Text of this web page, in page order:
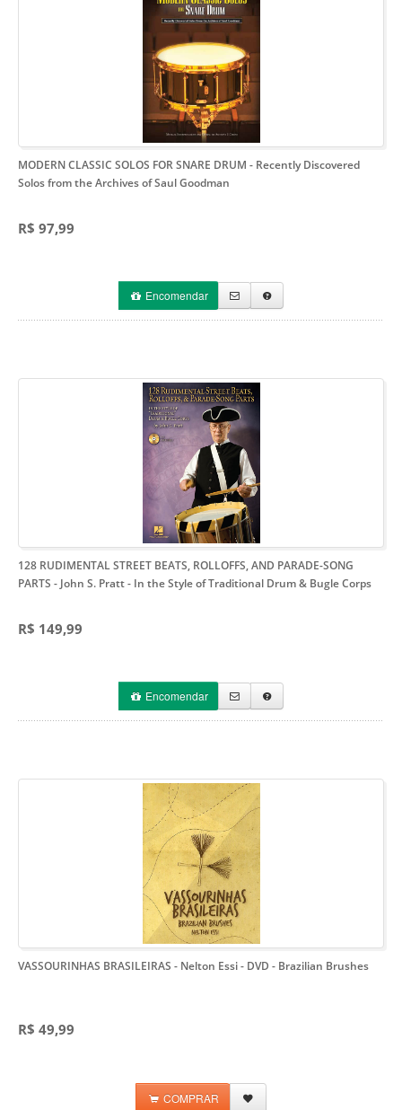
MODERN CLASSIC SOLOS FOR SNARE DRUM - Recently Discovered
Solos from the Archives of Saul Goodman
R$ 97,99
Encomendar
128 RUDIMENTAL STREET BEATS, ROLLOFFS, AND PARADE-SONG
PARTS - John S. Pratt- In the Style of Traditional Drum & Bugle Corps
R$ 149,99
Encomendar
VASSOURINHAS BRASILEIRAS - Nelton Essi - DVD - Brazilian Brushes
R$ 49,99
COMPRAR